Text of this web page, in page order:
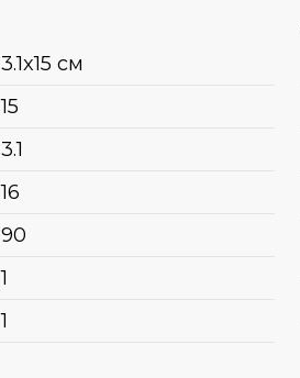
3.1x15 см
15
3.1
16
90
1
1